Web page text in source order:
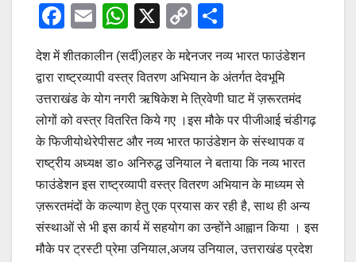
F
c
e
b
o
o
k
E
ail
W
h
at
s
A
p
p
X
C
p
y
Li
n
k
ar
e
देश में शीतकालीन (सर्दी)लहर के मद्देनजर नव्य भारत फाउंडेशन
द्वारा राष्ट्रव्यापी वस्त्र वितरण अभियान के अंतर्गत देवभूमि
उत्तराखंड के योग नगरी ऋषिकेश मे त्रिवेणी घाट में ज़रूरतमंद
लोगों को वस्त्र वितरित किये गए ।इस मौके पर पीजीआई चंडीगढ़
के फिजीयोथेरेपीसट और नव्य भारत फाउंडेशन के संस्थापक व
राष्ट्रीय अध्यक्ष डा० अनिरुद्ध उनियाल ने बताया कि नव्य भारत
फाउंडेशन इस राष्ट्रव्यापी वस्त्र वितरण अभियान के माध्यम से
ज़रूरतमंदों के कल्याण हेतु एक प्रयास कर रही है, साथ ही अन्य
संस्थाओं से भी इस कार्य में सहयोग का उन्होंने आह्वान किया । इस
मौके पर ट्रस्टी प्रेमा उनियाल,अजय उनियाल, उत्तराखंड प्रदेश